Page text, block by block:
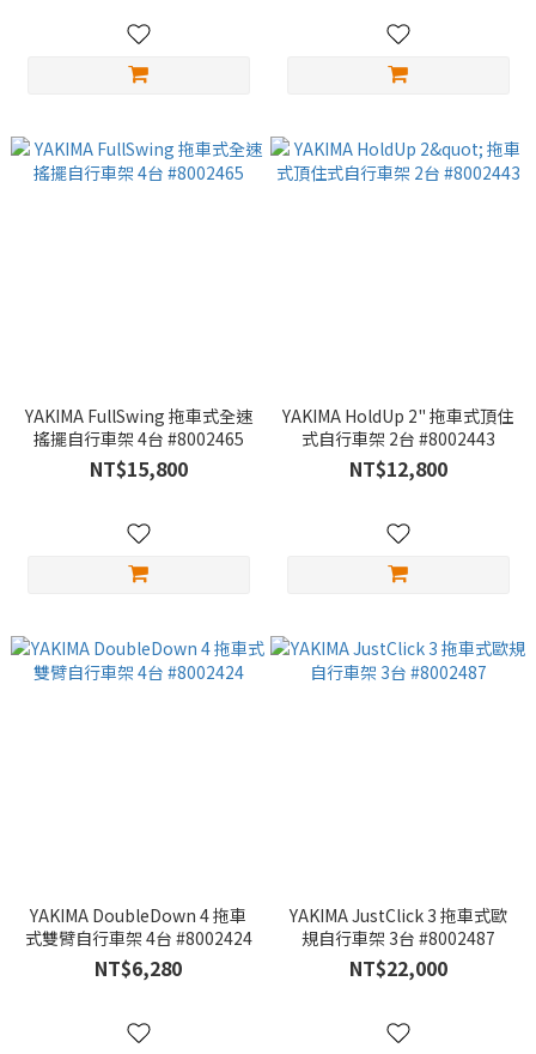
YAKIMA FullSwing 拖車式全速
搖擺自行車架 4台 #8002465
NT$15,800
YAKIMA HoldUp 2" 拖車式頂住
式自行車架 2台 #8002443
NT$12,800
YAKIMA DoubleDown 4 拖車
式雙臂自行車架 4台 #8002424
NT$6,280
YAKIMA JustClick 3 拖車式歐
規自行車架 3台 #8002487
NT$22,000